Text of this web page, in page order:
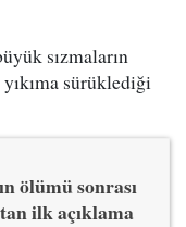
sızmaların
sürüklediği
ölümü sonrası
ilk açıklama